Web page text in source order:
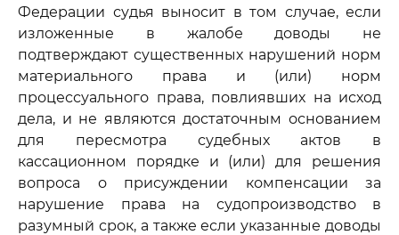
Федерации судья выносит в том случае, если
изложенные в жалобе доводы не
подтверждают существенных нарушений норм
материального права и (или) норм
процессуального права, повлиявших на исход
дела, и не являются достаточным основанием
для пересмотра судебных актов в
кассационном порядке и (или) для решения
вопроса о присуждении компенсации за
нарушение права на судопроизводство в
разумный срок, а также если указанные доводы